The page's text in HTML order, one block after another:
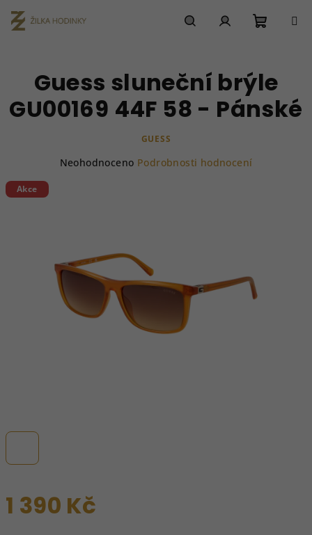
na
obsah
košík
1 390 Kč
Guess sluneční brýle
GU00169 44F 58 - Pánské
GUESS
produktu
Neohodnoceno Podrobnosti hodnocení
Akce